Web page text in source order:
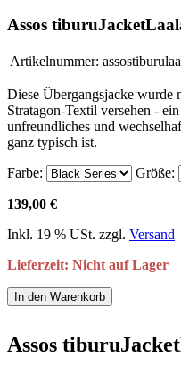
Assos
Artikelnummer:
Diese Übergangsjacke wurde
Stratagon-Textil versehen -
unfreundliches und
ganz typisch ist.
Farbe:
Größe:
139,00 €
Inkl. 19 % USt. zzgl. Versand
Lieferzeit: Nicht auf Lager
In den Warenkorb
Assos